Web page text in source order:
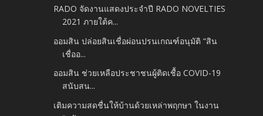
RADO จัดงานแสดงประจำปี RADO NOVELTIES
2021 ภายใต้ค...
ออมสิน ปล่อยสินเชื่อผ่อนปรนเกณฑ์อนุมัติ “สิน
เชื่ออ...
ออมสิน ช่วยเหลือประชาชนผู้ติดเชื้อ COVID-19
สนับสน...
เติมความสดชื่นให้บ้านด้วยเหล่าพฤกษา ในงาน